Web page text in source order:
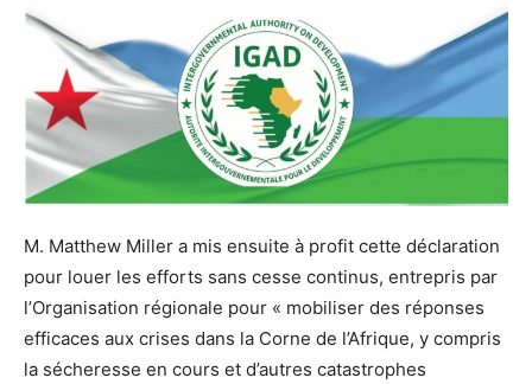
M. Matthew Miller a mis ensuite à profit cette déclaration
pour louer les efforts sans cesse continus, entrepris par
l’Organisation régionale pour « mobiliser des réponses
efficaces aux crises dans la Corne de l’Afrique, y compris
la sécheresse en cours et d’autres catastrophes